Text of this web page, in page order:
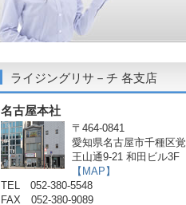
ライジングリサ－チ 各支店
名古屋本社
〒464-0841
愛知県名古屋市千種区覚
王山通9-21 和田ビル3F
【MAP】
TEL 052-380-5548
FAX 052-380-9089